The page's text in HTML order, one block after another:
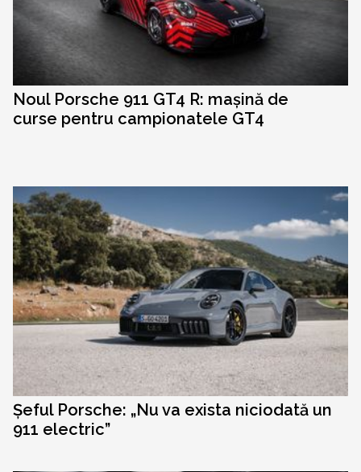
Noul Porsche 911 GT4 R: mașină de
curse pentru campionatele GT4
Șeful Porsche: „Nu va exista niciodată un
911 electric”